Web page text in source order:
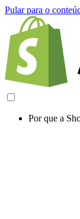
Pular para o
Por que a